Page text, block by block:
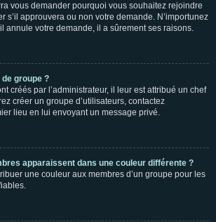
vous demander pourquoi vous souhaitez rejoindre
s’il approuvera ou non votre demande. N’importunez
annule votre demande, il a sûrement ses raisons.
groupe ?
créés par l’administrateur, il leur est attribué un chef
créer un groupe d’utilisateurs, contactez
lieu en lui envoyant un message privé.
apparaissent dans une couleur différente ?
une couleur aux membres d’un groupe pour les